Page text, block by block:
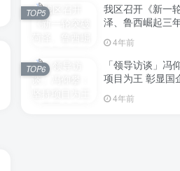
我区召开《新一
泽、鲁西崛起三
意见稿）政策分
4年前
TOP5
「领导访谈」冯
项目为王 彰显国企担当 为全
点项目建设贡献“
4年前
TOP6